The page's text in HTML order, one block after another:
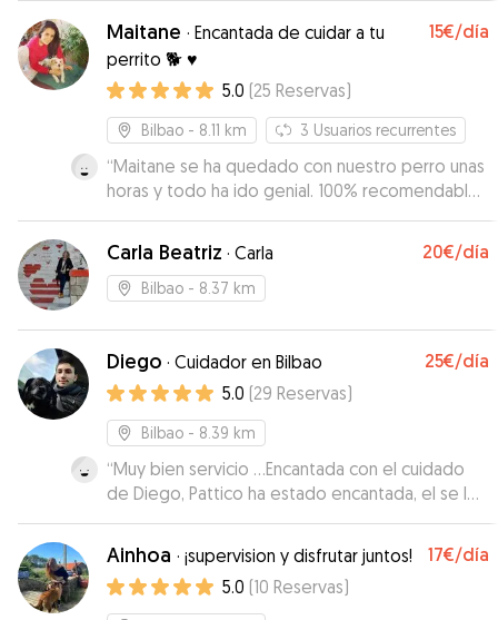
contenta, señal de que ha estado muy a gusto
con Anne.
Maitane · Encantada de cuidar a tu
perrito 🐕 ♥️
15€/día
5.0 (25 Reservas)
Bilbao - 8.11 km 3 Usuarios recurrentes
“Maitane se ha quedado con nuestro perro unas
horas y todo ha ido genial. 100% recomendable,
de confianza y muy flexible para la recogida y
devolución.
Carla Beatriz · Carla 20€/día
Bilbao - 8.37 km
Diego · Cuidador en Bilbao 25€/día
5.0 (29 Reservas)
Bilbao - 8.39 km
“Muy bien servicio …Encantada con el cuidado
de Diego, Pattico ha estado encantada, el se los
ha llevado al río y al campo han estado como en
un campamento 😊 Además te mantienen
constantemente informada con mensajes y
vídeos, sin duda repetiremos 😉i
Ainhoa · ¡supervision y disfrutar juntos! 17€/día
5.0 (10 Reservas)